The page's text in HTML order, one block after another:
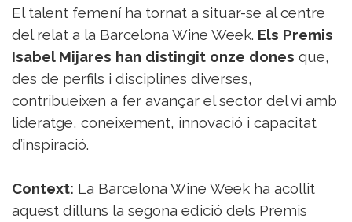
Sorteigs
El talent femení ha tornat a situar-se al centre
del relat a la Barcelona Wine Week. Els Premis
Isabel Mijares han distingit onze dones que,
des de perfils i disciplines diverses,
contribueixen a fer avançar el sector del vi amb
lideratge, coneixement, innovació i capacitat
d’inspiració.
Context: La Barcelona Wine Week ha acollit
aquest dilluns la segona edició dels Premis